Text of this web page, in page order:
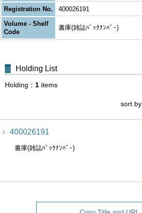
Registration No.
400026191
Volume - Shelf
Code
書庫(雑誌ﾊﾞｯｸﾅﾝﾊﾞｰ)
Holding List
Holding 1 items
sort by
1 400026191
書庫(雑誌ﾊﾞｯｸﾅﾝﾊﾞｰ)